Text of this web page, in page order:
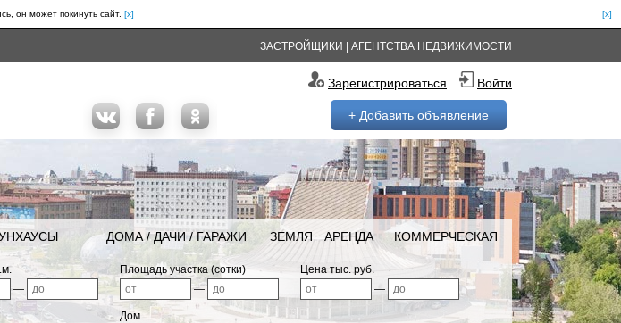
он может покинуть сайт. [x]
[x]
ЗАСТРОЙЩИКИ АГЕНТСТВА НЕДВИЖИМОСТИ
Зарегистрироваться Войти
+ Добавить объявление
ДОМА / ДАЧИ / ГАРАЖИ ЗЕМЛЯ АРЕНДА КОММЕРЧЕСКАЯ
—
Площадь участка (сотки)
—
Цена тыс. руб.
—
Дом